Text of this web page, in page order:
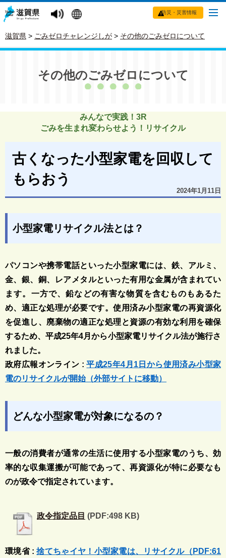
防災・災害情報
滋賀県 > ごみゼロチャレンジしが > その他のごみゼロについて
その他のごみゼロについて
みんなで実践！3R
ごみを生まれ変わらせよう！リサイクル
古くなった小型家電を回収して
もらおう
2024年1月11日
小型家電リサイクル法とは？
パソコンや携帯電話といった小型家電には、鉄、アルミ、
金、銀、銅、レアメタルといった有用な金属が含まれてい
ます。一方で、鉛などの有害な物質を含むものもあるた
め、適正な処理が必要です。使用済み小型家電の再資源化
を促進し、廃棄物の適正な処理と資源の有効な利用を確保
するため、平成25年4月から小型家電リサイクル法が施行さ
れました。
政府広報オンライン :平成25年4月1日から使用済み小型家
電のリサイクルが開始（外部サイトに移動）
どんな小型家電が対象になるの？
一般の消費者が通常の生活に使用する小型家電のうち、効
率的な収集運搬が可能であって、再資源化が特に必要なも
のが政令で指定されています。
政令指定品目 (PDF:498 KB)
環境省 :捨てちゃイヤ！小型家電は、リサイクル（PDF:61